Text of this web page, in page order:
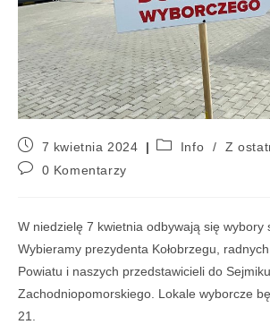
7 kwietnia 2024 Info /
Z
0 Komentarzy
W niedzielę 7 kwietnia odbywają się wybory
Wybieramy prezydenta Kołobrzegu,
Powiatu i naszych przedstawicieli do
Zachodniopomorskiego. Lokale wyborcze
21.